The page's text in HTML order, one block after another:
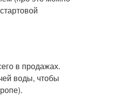
в продажах.
воды, чтобы